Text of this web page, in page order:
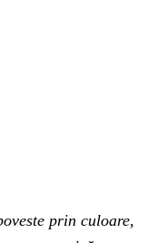
prin culoare,